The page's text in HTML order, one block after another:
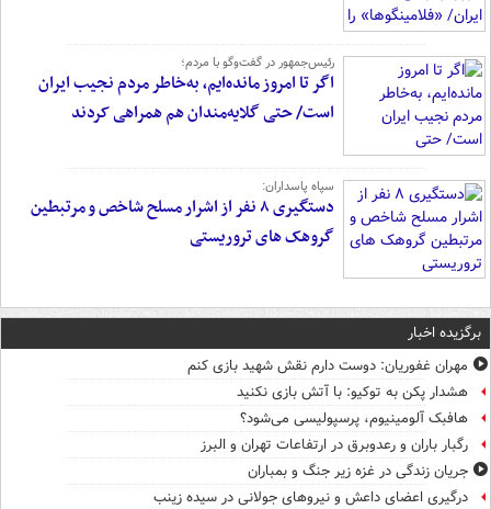
رئیس‌جمهور در گفت‌وگو با مردم؛
اگر تا امروز مانده‌ایم، به‌خاطر مردم نجیب ایران
است/ حتی گلایه‌مندان هم همراهی کردند
سپاه پاسداران:
دستگیری ۸ نفر از اشرار مسلح شاخص و مرتبطین
گروهک های تروریستی
برگزیده اخبار
مهران غفوریان: دوست دارم نقش شهید بازی کنم
هشدار پکن به توکیو: با آتش بازی نکنید
هافبک آلومینیوم، پرسپولیسی می‌شود؟
رگبار باران و رعدوبرق در ارتفاعات تهران و البرز
جریان زندگی در غزه زیر جنگ و بمباران
درگیری اعضای داعش و نیروهای جولانی در سیده زینب